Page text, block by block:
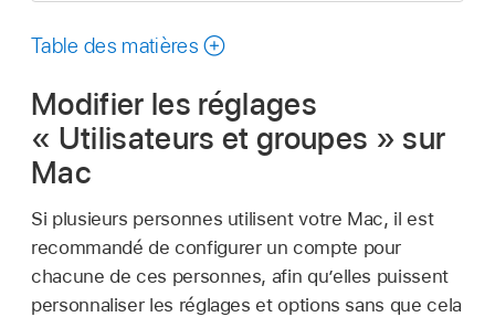
ce
Table des matières
Modifier les réglages
« Utilisateurs et groupes » sur
Mac
Si plusieurs personnes utilisent votre Mac, il est
recommandé de configurer un compte pour
chacune de ces personnes, afin qu’elles puissent
personnaliser les réglages et options sans que cela